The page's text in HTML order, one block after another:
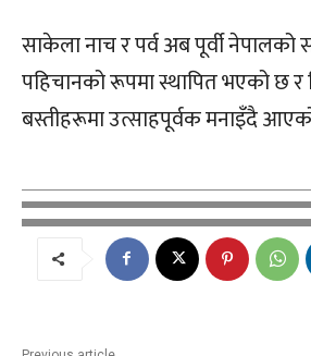
साकेला नाच र पर्व अब पूर्वी
पहिचानको रूपमा स्थापित भएको छ र
बस्तीहरूमा उत्साहपूर्वक मनाइँदै